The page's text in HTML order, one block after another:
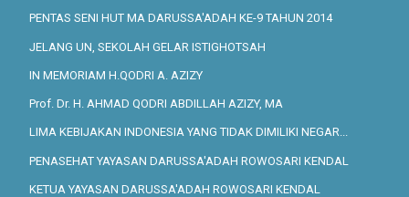
PENTAS SENI HUT MA DARUSSA'ADAH KE-9 TAHUN 2014
JELANG UN, SEKOLAH GELAR ISTIGHOTSAH
IN MEMORIAM H.QODRI A. AZIZY
Prof. Dr. H. AHMAD QODRI ABDILLAH AZIZY, MA
LIMA KEBIJAKAN INDONESIA YANG TIDAK DIMILIKI NEGAR...
PENASEHAT YAYASAN DARUSSA'ADAH ROWOSARI KENDAL
KETUA YAYASAN DARUSSA'ADAH ROWOSARI KENDAL